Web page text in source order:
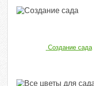
Создание сада